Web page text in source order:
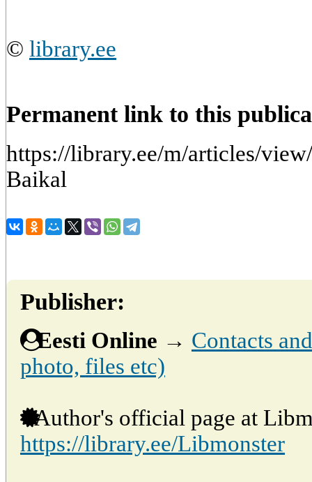
© library.ee
Permanent link to this
https://library.ee/m/articles/
Baikal
Publisher:
Eesti Online → Contacts
photo, files etc)
Author's official page at
https://library.ee/Libmonster